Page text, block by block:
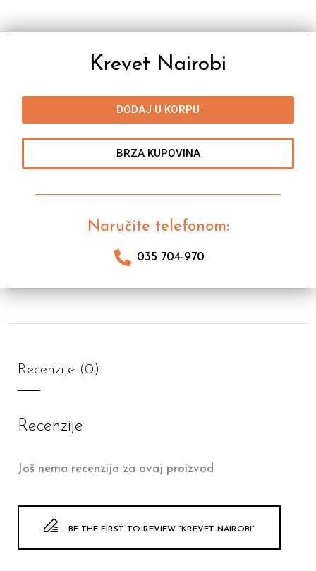
Krevet Nairobi
DODAJ U KORPU
BRZA KUPOVINA
Naručite telefonom:
035 704-970
Recenzije (0)
Recenzije
Još nema recenzija za ovaj proizvod
BE THE FIRST TO REVIEW “KREVET NAIROBI”